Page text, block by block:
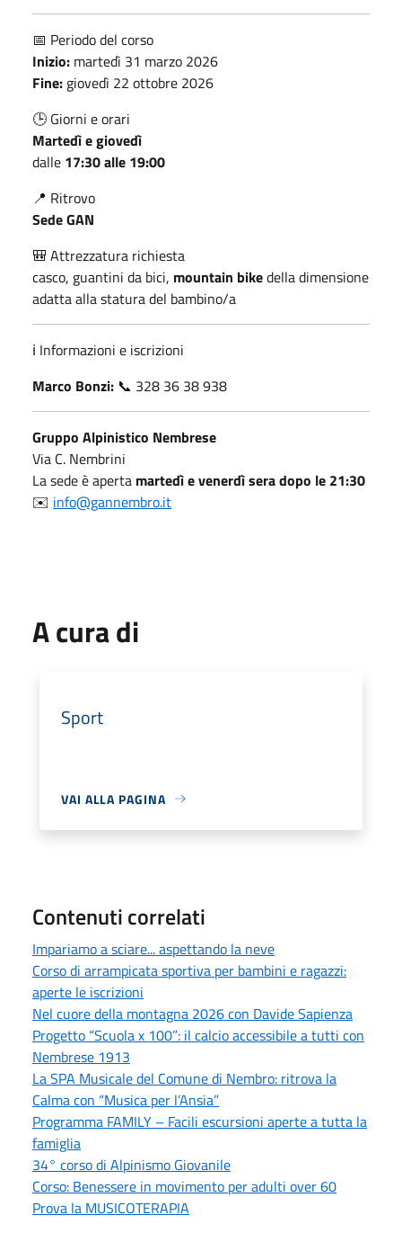
📅 Periodo del corso
Inizio: martedì 31 marzo 2026
Fine: giovedì 22 ottobre 2026
🕒 Giorni e orari
Martedì e giovedì
dalle 17:30 alle 19:00
📍 Ritrovo
Sede GAN
🎒 Attrezzatura richiesta
casco, guantini da bici, mountain bikedella dimensione
adatta alla statura del bambino/a
ℹ️ Informazioni e iscrizioni
Marco Bonzi: 📞 328 36 38 938
Gruppo Alpinistico Nembrese
Via C. Nembrini
La sede è aperta martedì e venerdì sera dopo le 21:30
✉️ info@gannembro.it
A cura di
Sport
VAI ALLA PAGINA
Contenuti correlati
Impariamo a sciare... aspettando la neve
Corso di arrampicata sportiva per bambini e ragazzi:
aperte le iscrizioni
Nel cuore della montagna 2026 con Davide Sapienza
Progetto “Scuola x 100”: il calcio accessibile a tutti con
Nembrese 1913
La SPA Musicale del Comune di Nembro: ritrova la
Calma con “Musica per l’Ansia”
Programma FAMILY – Facili escursioni aperte a tutta la
famiglia
34° corso di Alpinismo Giovanile
Corso: Benessere in movimento per adulti over 60
Prova la MUSICOTERAPIA